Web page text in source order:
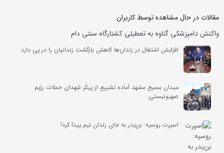
مقالات در حال مشاهده توسط کاربران
واکنش دامپزشکی گناوه به تعطیلی کشتارگاه سنتی دام
افزایش اشتغال در زندان‌ها کاهش بازگشت زندانیان را در پی دارد
میدان بسیج مشهد آماده تشییع از پیکر شهدای حملات رژیم
صهیونیستی
اسپرت روسیه: بن‌یدر به جای زندان تیم پیدا کرد!